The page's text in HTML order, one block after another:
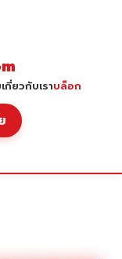
เกี่ยวกับเราบล็อก